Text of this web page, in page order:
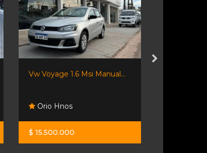
Vw Voyage 1.6 Msi Manual...
Orio Hnos
$ 15.500.000